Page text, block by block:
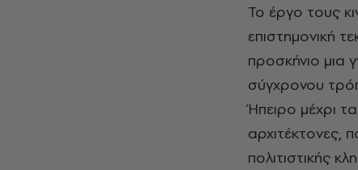
Το έργο τους κινείται ανάμεσα στην αποκατάσταση και τον πειραματισμό, την
επιστημονική
προσκήνιο μια
σύγχρονου
Ήπειρο μέχρι
αρχιτέκτονες,
πολιτιστικής